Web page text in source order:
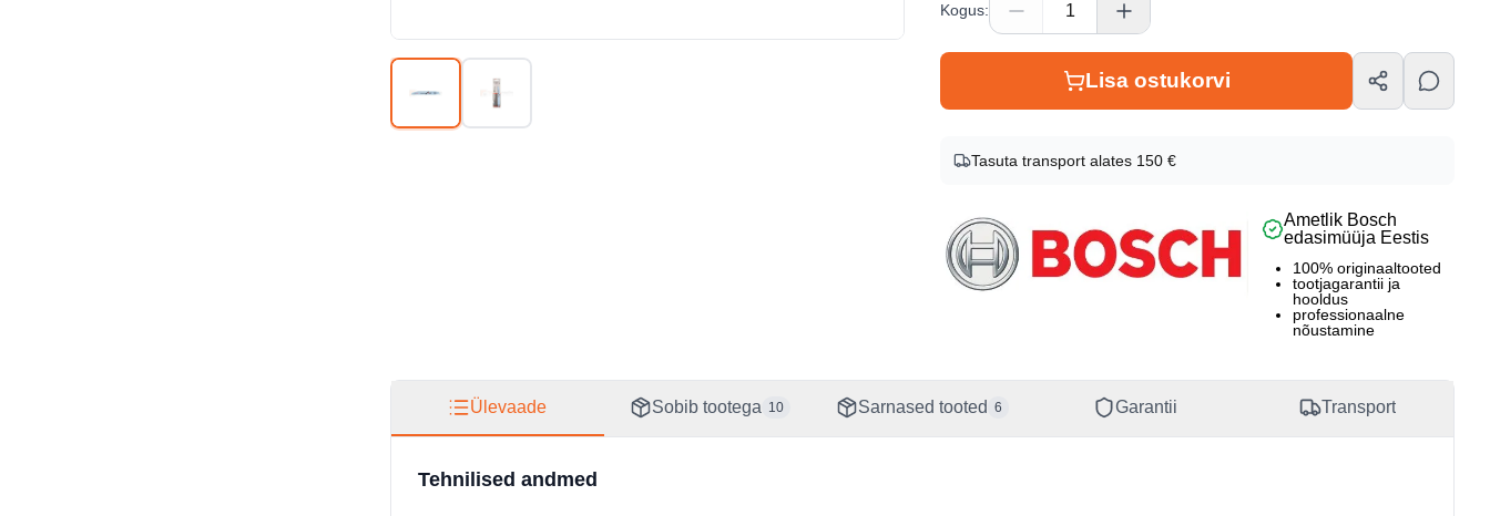
Kogus:
Lisa ostukorvi
Tootekood
2608654402
EAN
Tasuta transport alates 150 €
Ametlik Bosch
edasimüüja Eestis
100% originaaltooted
tootjagarantii ja
hooldus
professionaalne
nõustamine
Ülevaade Sobib tootega 10 Sarnased tooted 6 Garantii Transport
Tehnilised andmed